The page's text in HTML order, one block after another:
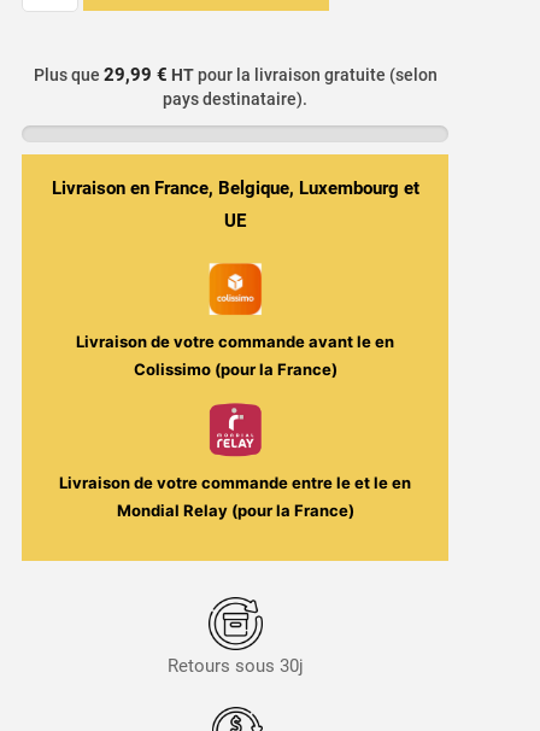
The
50ml
Plus que 29,99 € HTpour la livraison gratuite (selon
pays destinataire).
Livraison en France, Belgique, Luxembourg et
UE
Livraison de votre commande avant leen
Colissimo (pour la France)
Livraison de votre commande entre leet leen
Mondial Relay (pour la France)
Retours sous 30j